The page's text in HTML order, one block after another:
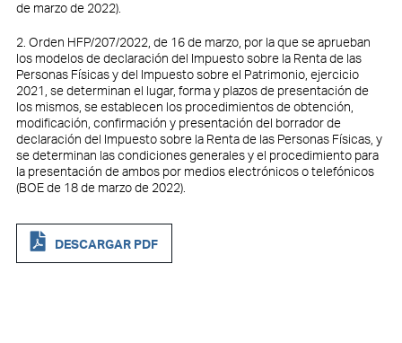
de marzo de 2022).
2. Orden HFP/207/2022, de 16 de marzo, por la que se aprueban
los modelos de declaración del Impuesto sobre la Renta de las
Personas Físicas y del Impuesto sobre el Patrimonio, ejercicio
2021, se determinan el lugar, forma y plazos de presentación de
los mismos, se establecen los procedimientos de obtención,
modificación, confirmación y presentación del borrador de
declaración del Impuesto sobre la Renta de las Personas Físicas, y
se determinan las condiciones generales y el procedimiento para
la presentación de ambos por medios electrónicos o telefónicos
(BOE de 18 de marzo de 2022).
DESCARGAR PDF